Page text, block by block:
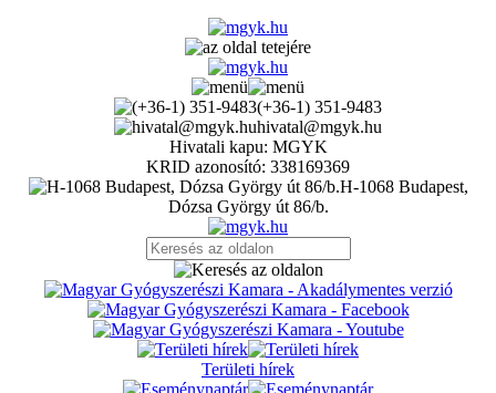
(+36-1) 351-9483
hivatal@mgyk.hu
Hivatali kapu: MGYK
KRID azonosító: 338169369
H-1068 Budapest,
Dózsa György út 86/b.
Területi hírek